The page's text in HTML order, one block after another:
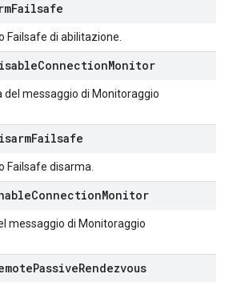
Failsafe
Failsafe di abilitazione.
ConnectionMonitor
del messaggio di Monitoraggio
Failsafe
Failsafe disarma.
ConnectionMonitor
messaggio di Monitoraggio
PassiveRendezvous